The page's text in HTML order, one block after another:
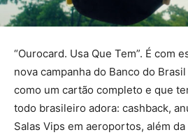
“Ourocard. Usa Que Tem”. É com
nova campanha do Banco do
como um cartão completo e que
todo brasileiro adora: cashback,
Salas Vips em aeroportos, além